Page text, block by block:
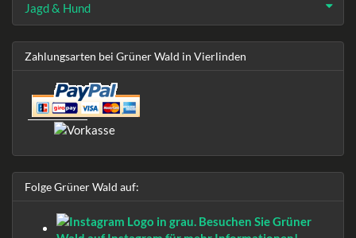
Jagd & Hund
Zahlungsarten bei Grüner Wald in Vierlinden
Folge Grüner Wald auf: